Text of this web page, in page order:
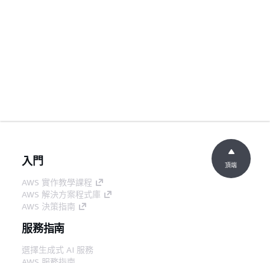
入門
AWS 實作教學課程
AWS 解決方案程式庫
AWS 決策指南
服務指南
選擇生成式 AI 服務
頂端